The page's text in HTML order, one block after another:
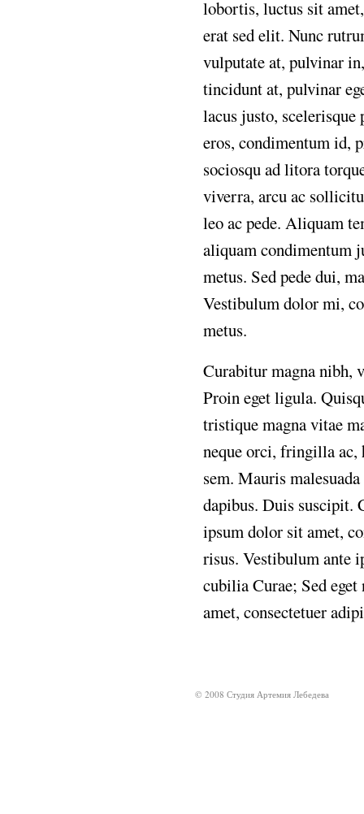
lobortis, luctus sitamet,
erat sedelit. Nunc
vulputateat, pulvinarin,
tinciduntat, pulvinar
lacusjusto, scelerisque
eros, condimentumid,
sociosquadlitora
viverra, arcuac
leoacpede. Aliquam
aliquamcondimentum
metus. Sedpededui,
Vestibulumdolormi,
metus.
Curabiturmagnanibh,
Proinegetligula.
tristiquemagnavitae
nequeorci, fringillaac,
sem. Maurismalesuada
dapibus. Duis suscipit.
ipsumdolor sitamet,
risus. Vestibulumante
cubiliaCurae; Sedeget
amet, consectetuer
© 2008 Студия Артемия Лебедева